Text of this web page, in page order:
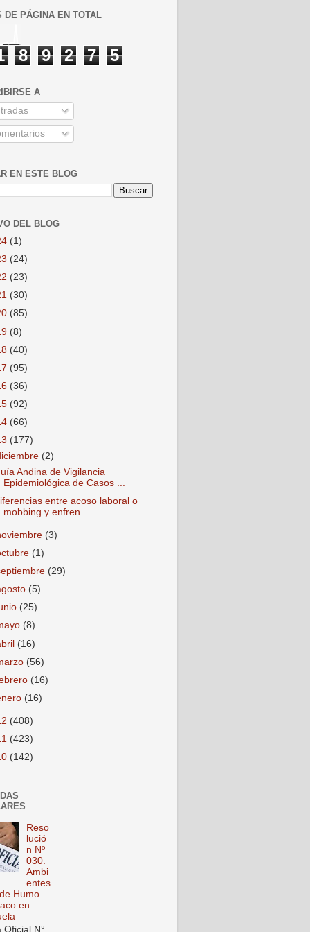
DE PÁGINA EN TOTAL
8 9 2 7 5
A
EN ESTE BLOG
DEL BLOG
(1)
(24)
(23)
(30)
(85)
(8)
(40)
(95)
(36)
(92)
(66)
(177)
(2)
Andina de Vigilancia
Epidemiológica de Casos ...
entre acoso laboral o
mobbing y enfren...
(3)
(1)
(29)
(5)
(25)
(8)
(16)
(56)
(16)
(16)
(408)
(423)
(142)
Reso
lució
n Nº
030.
Ambi
entes
de Humo
en
Oficial N°